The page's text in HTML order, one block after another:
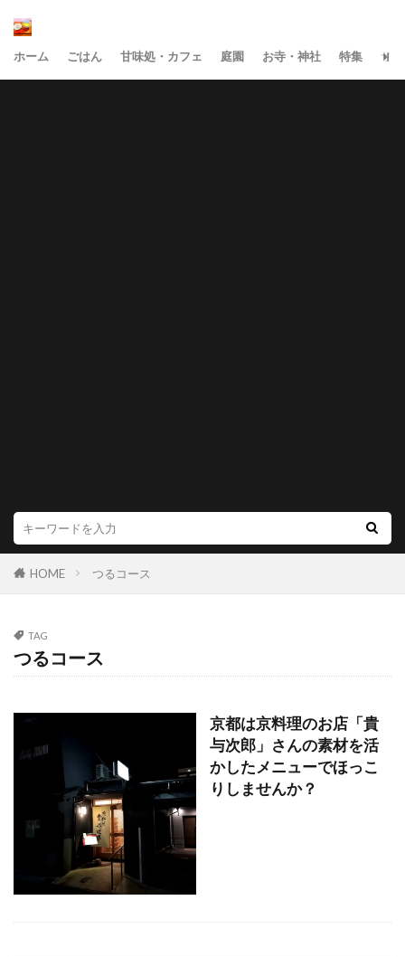
ホーム ごはん 甘味処・カフェ 庭園 お寺・神社 特集 サ
HOME つるコース
TAG
つるコース
京都は京料理のお店「貴
与次郎」さんの素材を活
かしたメニューでほっこ
りしませんか？